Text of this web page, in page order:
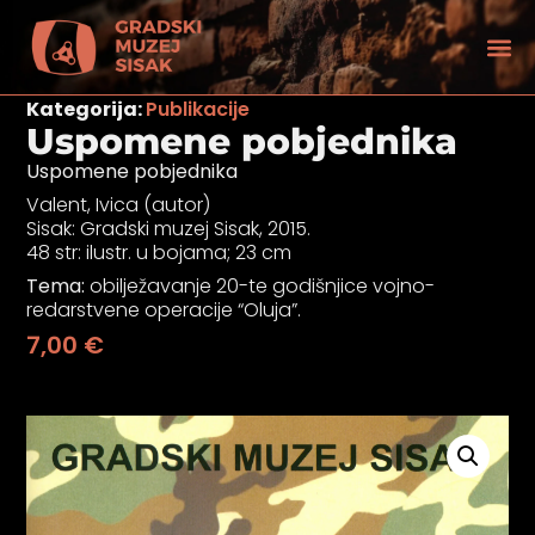
Kategorija:Publikacije
Uspomene pobjednika
Uspomene pobjednika
Valent, Ivica (autor)
Sisak: Gradski muzej Sisak, 2015.
48 str: ilustr. u bojama; 23 cm
Tema: obilježavanje 20-te godišnjice vojno-
redarstvene operacije “Oluja”.
7,00 €
vida